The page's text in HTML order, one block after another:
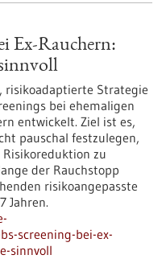
Ex-Rauchern:
risikoadaptierte Strategie
bei ehemaligen
entwickelt. Ziel ist es,
pauschal festzulegen,
zu
der Rauchstopp
risikoangepasste
Jahren.
screening-bei-ex-
sinnvoll